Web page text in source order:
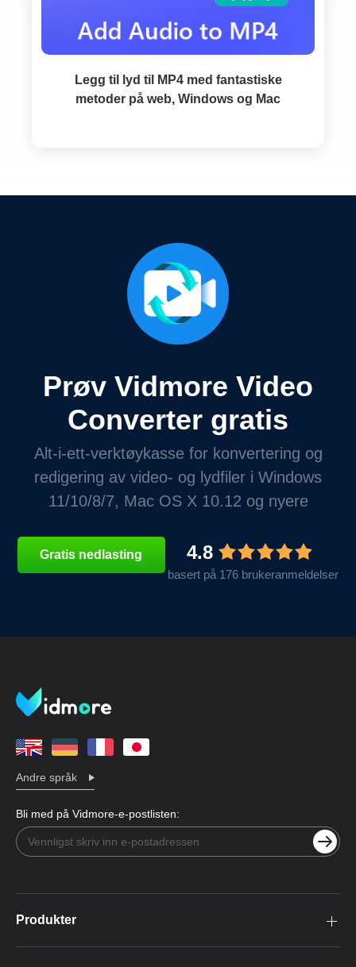
Legg til lyd til MP4 med fantastiske
metoder på web, Windows og Mac
Prøv Vidmore Video
Converter gratis
Alt-i-ett-verktøykasse for konvertering og
redigering av video- og lydfiler i Windows
11/10/8/7, Mac OS X 10.12 og nyere
Gratis nedlasting 4.8
basert på 176 brukeranmeldelser
Andre språk
Bli med på Vidmore-e-postlisten:
Produkter